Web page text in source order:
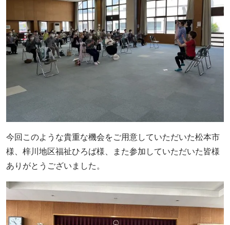
今回このような貴重な機会をご用意していただいた松本市
様、梓川地区福祉ひろば様、また参加していただいた皆様
ありがとうございました。